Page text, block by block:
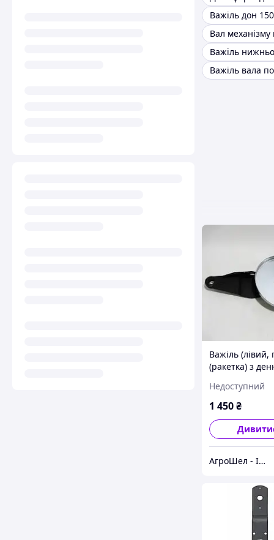
Важіль дон
Важіль (лівий,
(ракетка) з
камери ДОН-
Недоступний
1 450₴
АгроШел - Інтернет-магазин сільгоспзапчастин